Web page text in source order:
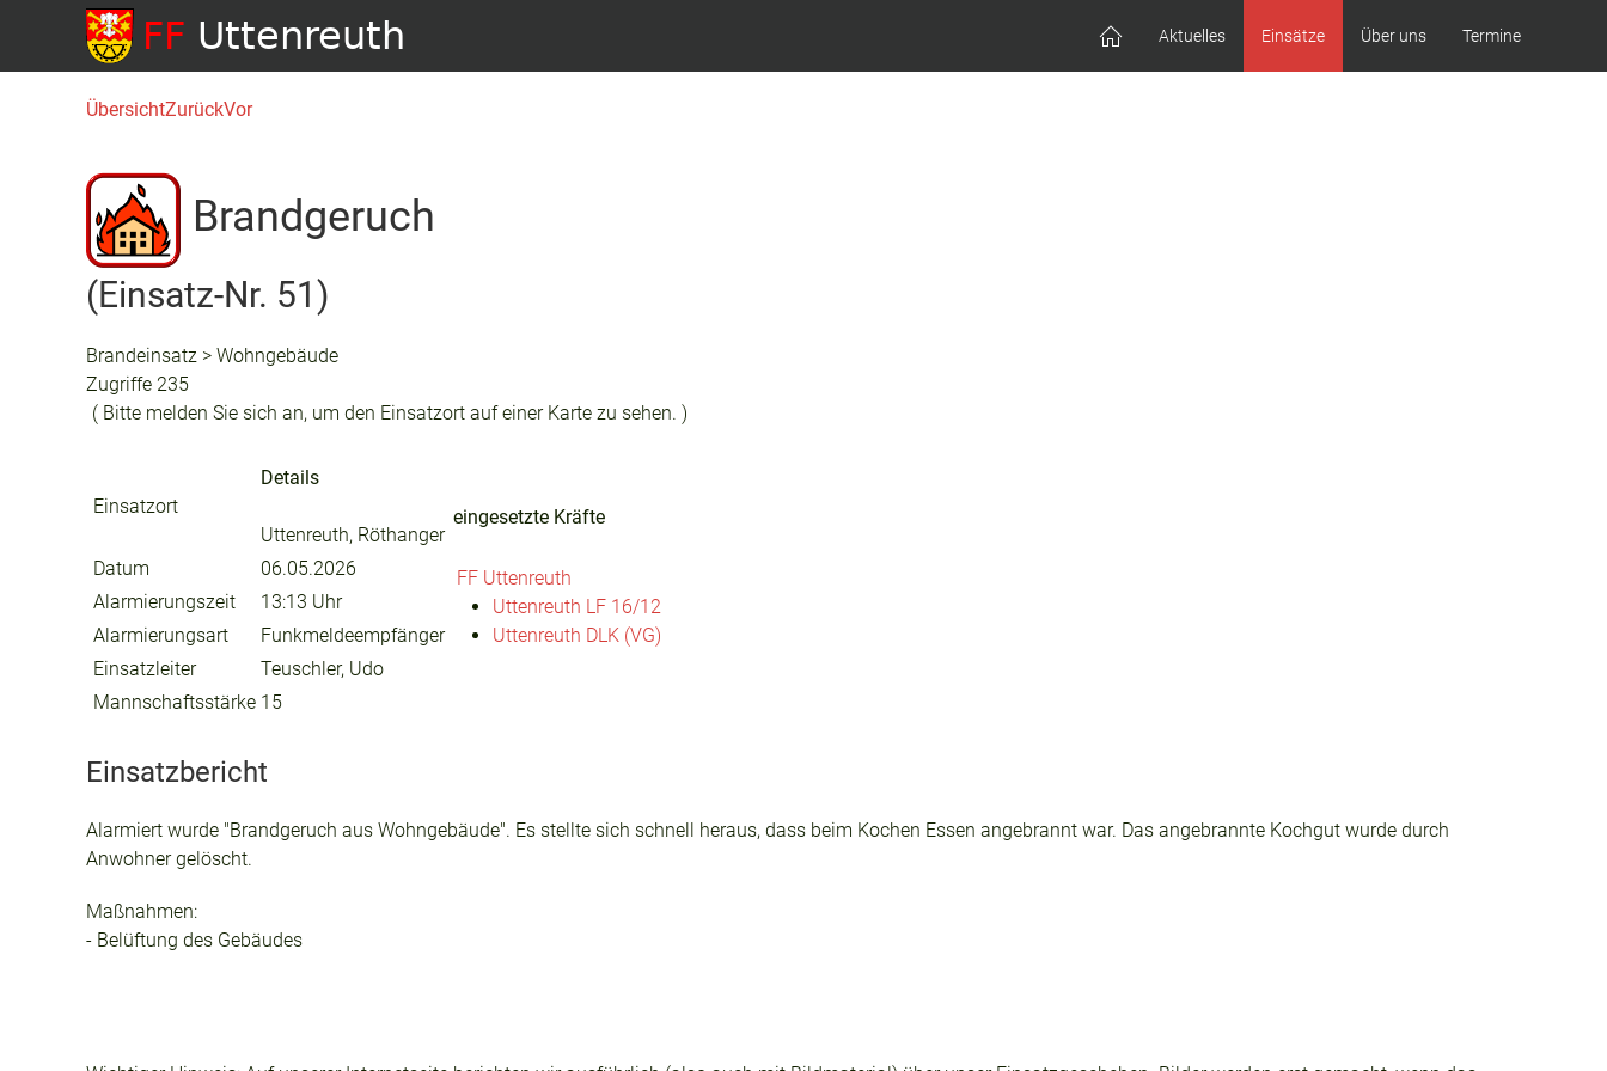
Aktuelles Einsätze Über uns Termine
ÜbersichtZurückVor
Brandgeruch
(Einsatz-Nr. 51)
Brandeinsatz > Wohngebäude
Zugriffe 235
( Bitte melden Sie sich an, um den Einsatzort auf einer Karte zu sehen. )
Einsatzort
Details
Uttenreuth, Röthanger
Datum
06.05.2026
Alarmierungszeit
13:13 Uhr
Alarmierungsart
Funkmeldeempfänger
Einsatzleiter
Teuschler, Udo
Mannschaftsstärke 15
eingesetzte Kräfte
FF Uttenreuth
Uttenreuth LF 16/12
Uttenreuth DLK (VG)
Einsatzbericht
Alarmiert wurde "Brandgeruch aus Wohngebäude". Es stellte sich schnell heraus, dass beim Kochen Essen angebrannt war. Das angebrannte Kochgut wurde durch
Anwohner gelöscht.
Maßnahmen:
- Belüftung des Gebäudes